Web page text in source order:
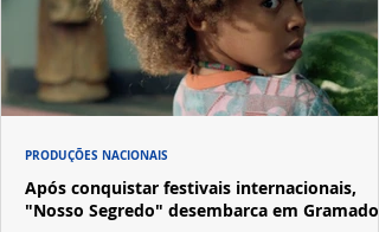
Após conquistar festivais internacionais,
"Nosso Segredo" desembarca em Gramado
PRODUÇÕES NACIONAIS